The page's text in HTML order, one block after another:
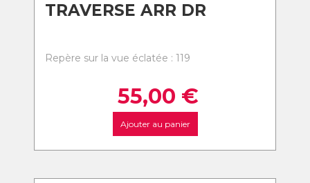
TRAVERSE ARR DR
Repère sur la vue éclatée : 119
55,00 €
Ajouter au panier